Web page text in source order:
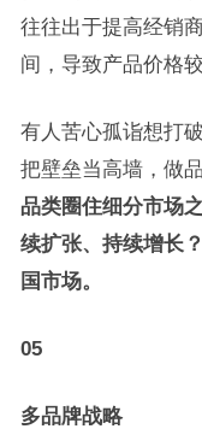
往往出于提高经销
间，导致产品价格
有人苦心孤诣想打
把壁垒当高墙，做
品类圈住细分市场
续扩张、持续增长
国市场。
05
多品牌战略